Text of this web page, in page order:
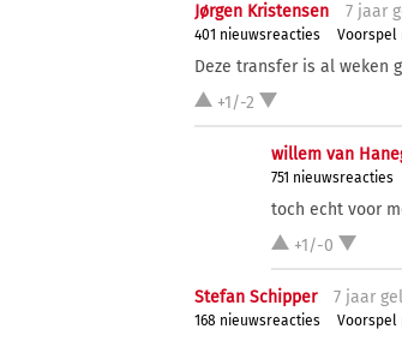
Jørgen Kristensen 7 jaar
401 nieuwsreacties Voorspel
Deze transfer is al weken
+1/-2
willem van
751 nieuwsreacties
toch echt voor
+1/-0
Stefan Schipper 7 jaar
168 nieuwsreacties Voorspel